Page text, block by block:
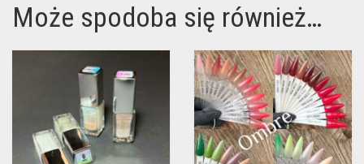
Może spodoba się również…